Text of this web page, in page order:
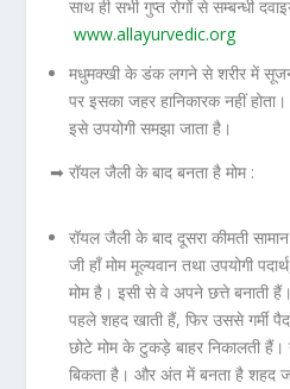
साथ ही सभी गुप्त रोगों से सम्बन्धी
www.allayurvedic.org
मधुमक्खी के डंक लगने से शरीर में सूजन
पर इसका जहर हानिकारक नहीं
इसे उपयोगी समझा जाता है।
➡ रॉयल जैली के बाद बनता है मोम :
रॉयल जैली के बाद दूसरा कीमती
जी हाँ मोम मूल्यवान तथा उपयोगी
मोम है। इसी से वे अपने छत्ते बनाती
पहले शहद खाती हैं, फिर उससे गर्मी
छोटे मोम के टुकड़े बाहर निकालती
बिकता है। और अंत में बनता है शहद